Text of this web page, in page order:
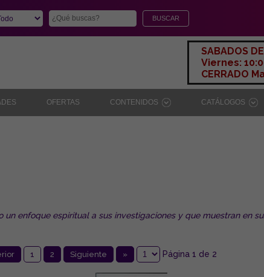
SABADOS
Viernes:
CERRADO
OFERTAS CONTENIDOS CATÁLOGOS
enfoque espiritual a sus investigaciones y que muestran en
1 2 Siguiente » Página 1 de 2